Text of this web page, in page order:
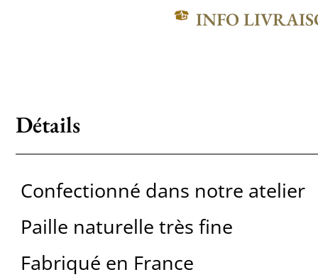
INFO
Détails
Confectionné dans notre atelier
Paille naturelle très fine
Fabriqué en France